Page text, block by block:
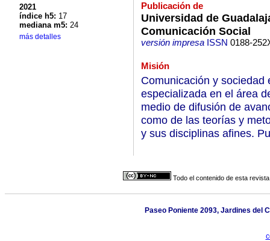
2021
índice h5: 17
mediana m5: 24
más detalles
Publicación de
Universidad de
Comunicación Social
versión impresaISSN 0188-
Misión
Comunicación y sociedad
especializada en el área
medio de difusión de
como de las teorías y
y sus disciplinas afines.
Todo el contenido de esta
Paseo Poniente 2093, Jardines del